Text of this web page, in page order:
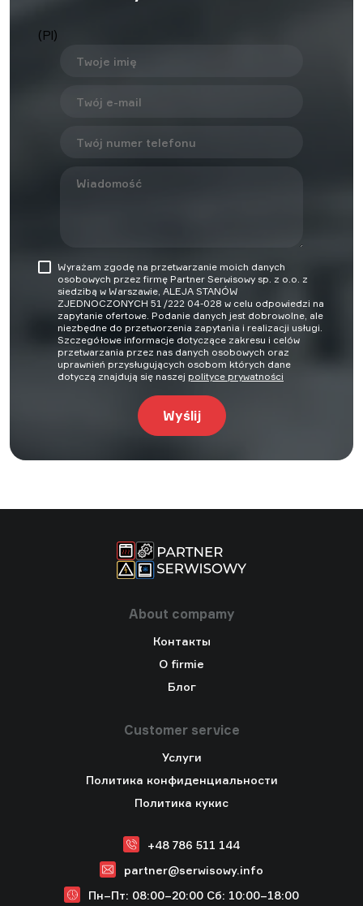
(Pl)
Wyrażam zgodę na przetwarzanie moich danych
osobowych przez firmę Partner Serwisowy sp. z o.o. z
siedzibą w Warszawie, ALEJA STANÓW
ZJEDNOCZONYCH 51 /222 04-028 w celu odpowiedzi na
zapytanie ofertowe. Podanie danych jest dobrowolne, ale
niezbędne do przetworzenia zapytania i realizacji usługi.
Szczegółowe informacje dotyczące zakresu i celów
przetwarzania przez nas danych osobowych oraz
uprawnień przysługujących osobom których dane
dotyczą znajdują się naszej polityce prywatności
About compamy
Контакты
O firmie
Блог
Customer service
Услуги
Политика конфиденциальности
Политика кукис
+48 786 511 144
partner@serwisowy.info
Пн–Пт: 08:00–20:00 Cб: 10:00–18:00